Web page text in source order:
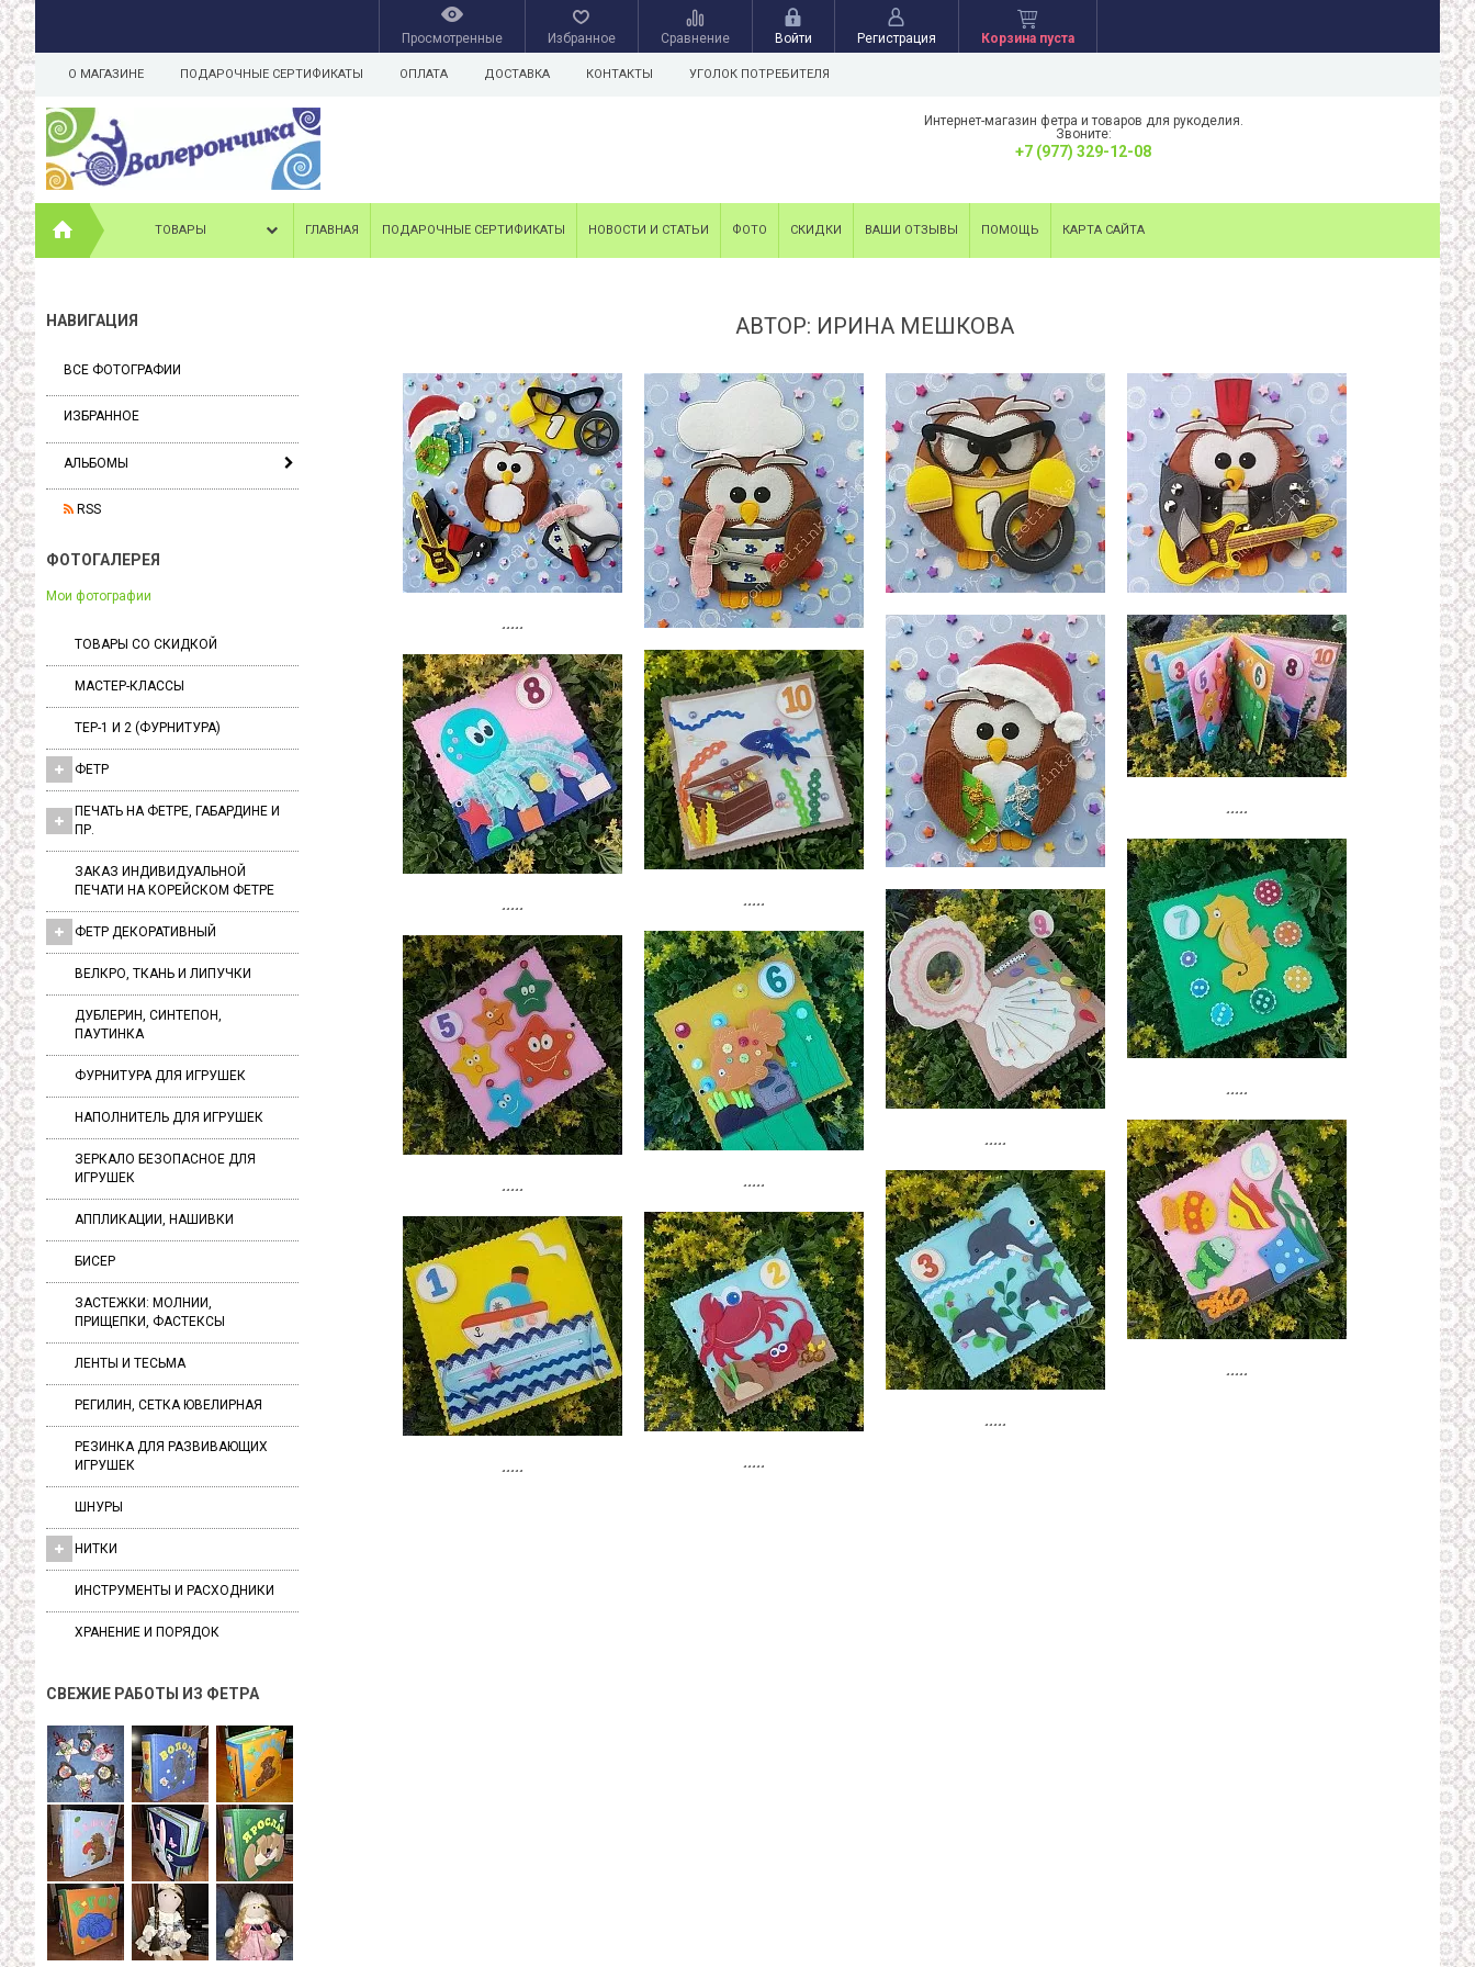
Просмотренные Избранное Сравнение Войти Регистрация Корзина пуста
О МАГАЗИНЕ ПОДАРОЧНЫЕ СЕРТИФИКАТЫ ОПЛАТА ДОСТАВКА КОНТАКТЫ УГОЛОК ПОТРЕБИТЕЛЯ
Интернет-магазин фетра и товаров для рукоделия.
Звоните:
+7 (977) 329-12-08
ТОВАРЫ ГЛАВНАЯ ПОДАРОЧНЫЕ СЕРТИФИКАТЫ НОВОСТИ И СТАТЬИ ФОТО СКИДКИ ВАШИ ОТЗЫВЫ ПОМОЩЬ КАРТА САЙТА
НАВИГАЦИЯ
ВСЕ ФОТОГРАФИИ
ИЗБРАННОЕ
АЛЬБОМЫ
RSS
ФОТОГАЛЕРЕЯ
Мои фотографии
ТОВАРЫ СО СКИДКОЙ
МАСТЕР-КЛАССЫ
ТЕР-1 И 2 (ФУРНИТУРА)
ФЕТР
ПЕЧАТЬ НА ФЕТРЕ, ГАБАРДИНЕ И
ПР.
ЗАКАЗ ИНДИВИДУАЛЬНОЙ
ПЕЧАТИ НА КОРЕЙСКОМ ФЕТРЕ
ФЕТР ДЕКОРАТИВНЫЙ
ВЕЛКРО, ТКАНЬ И ЛИПУЧКИ
ДУБЛЕРИН, СИНТЕПОН,
ПАУТИНКА
ФУРНИТУРА ДЛЯ ИГРУШЕК
НАПОЛНИТЕЛЬ ДЛЯ ИГРУШЕК
ЗЕРКАЛО БЕЗОПАСНОЕ ДЛЯ
ИГРУШЕК
АППЛИКАЦИИ, НАШИВКИ
БИСЕР
ЗАСТЕЖКИ: МОЛНИИ,
ПРИЩЕПКИ, ФАСТЕКСЫ
ЛЕНТЫ И ТЕСЬМА
РЕГИЛИН, СЕТКА ЮВЕЛИРНАЯ
РЕЗИНКА ДЛЯ РАЗВИВАЮЩИХ
ИГРУШЕК
ШНУРЫ
НИТКИ
ИНСТРУМЕНТЫ И РАСХОДНИКИ
ХРАНЕНИЕ И ПОРЯДОК
СВЕЖИЕ РАБОТЫ ИЗ ФЕТРА
АВТОР: ИРИНА МЕШКОВА